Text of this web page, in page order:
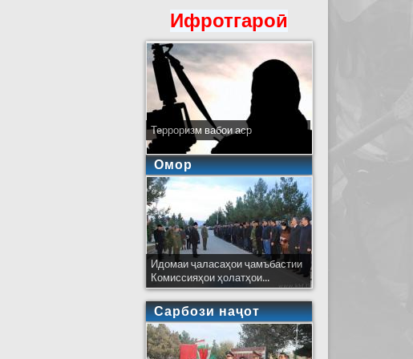
Ифротгароӣ
Терроризм вабои аср
Омор
Идомаи ҷаласаҳои ҷамъбастии
Комиссияҳои ҳолатҳои...
Сарбози наҷот